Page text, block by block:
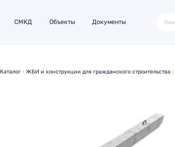
СМКД Объекты Документы
Каталог ЖБИ и конструкции для гражданского строительства